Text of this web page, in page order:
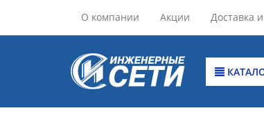
О компании Акции Доставка